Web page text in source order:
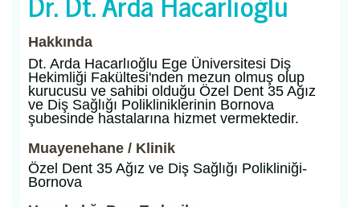
Hakkında
Dt. Arda Hacarlıoğlu Ege Üniversitesi Diş
Hekimliği Fakültesi'nden mezun olmuş olup
kurucusu ve sahibi olduğu Özel Dent 35 Ağız
ve Diş Sağlığı Polikliniklerinin Bornova
şubesinde hastalarına hizmet vermektedir.
Muayenehane / Klinik
Özel Dent 35 Ağız ve Diş Sağlığı Polikliniği-
Bornova